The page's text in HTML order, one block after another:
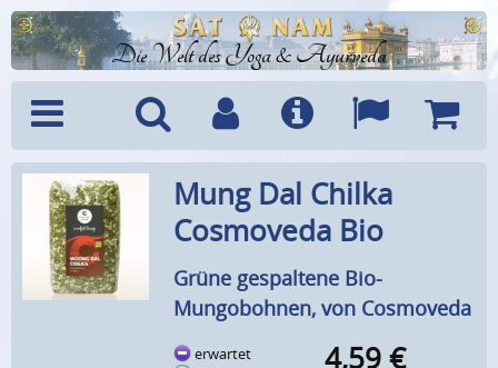
Die Welt des Yoga & Ayurveda
Menü SucheBenutzerkonto
Info Sprachen
Mung Dal Chilka
Cosmoveda Bio
Grüne gespaltene Bio-
Mungobohnen, von Cosmoveda
erwartet
4,59 €